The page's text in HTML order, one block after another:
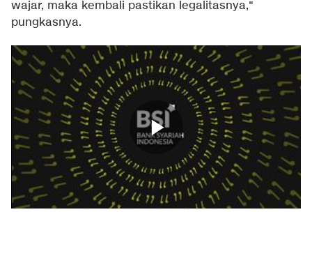
wajar, maka kembali pastikan legalitasnya,"
pungkasnya.